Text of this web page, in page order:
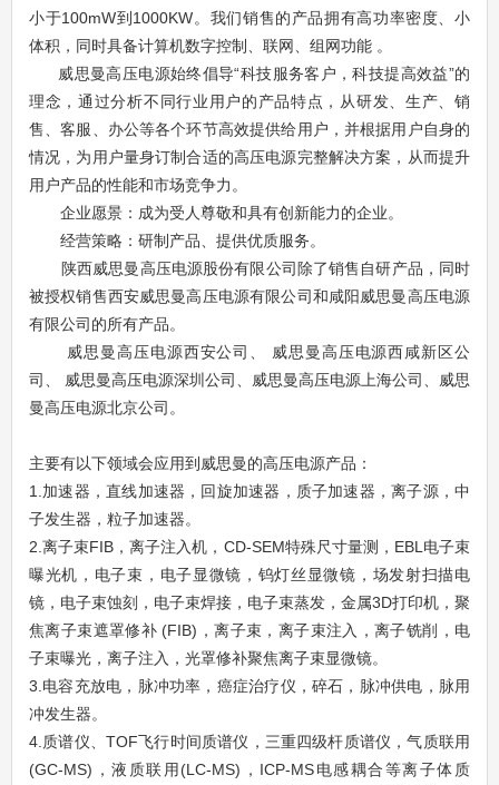
小于100mW到1000KW。我们销售的产品拥有高功率密度、小
体积，同时具备计算机数字控制、联网、组网功能 。
威思曼高压电源始终倡导“科技服务客户，科技提高效益”的
理念，通过分析不同行业用户的产品特点，从研发、生产、销
售、客服、办公等各个环节高效提供给用户，并根据用户自身的
情况，为用户量身订制合适的高压电源完整解决方案，从而提升
用户产品的性能和市场竞争力。
企业愿景：成为受人尊敬和具有创新能力的企业。
经营策略：研制产品、提供优质服务。
陕西威思曼高压电源股份有限公司除了销售自研产品，同时
被授权销售西安威思曼高压电源有限公司和咸阳威思曼高压电源
有限公司的所有产品。
威思曼高压电源西安公司、
威思曼高压电源西咸新区公
司、
威思曼高压电源深圳公司、 威思曼高压电源上海公司、
威思
曼高压电源北京公司 。
主要有以下领域会应用到 威思曼的高压电源产品：
1.加速器，直线加速器，回旋加速器，质子加速器，离子源，中
子发生器，粒子加速器。
2.离子束FIB，离子注入机，CD-SEM特殊尺寸量测，EBL电子束
曝光机， 电子束，电子显微镜，钨灯丝显微镜，场发射扫描电
镜，电子束蚀刻，电子束焊接，电子束蒸发，金属3D打印机，聚
焦离子束遮罩修补 (FIB)，离子束，离子束注入，离子铣削，电
子束曝光，离子注入，光罩修补聚焦离子束显微镜。
3.电容充放电，脉冲功率，癌症治疗仪，碎石，脉冲供电，脉用
冲发生器。
4.质谱仪、TOF飞行时间质谱仪，三重四级杆质谱仪，气质联用
(GC-MS)，液质联用(LC-MS)，ICP-MS电感耦合等离子体质